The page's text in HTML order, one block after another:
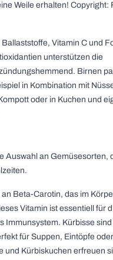
Weile erhalten! Copyright:
Vitamin C und
unterstützen die
Birnen
in Kombination mit
oder in Kuchen und
Auswahl an Gemüsesorten,
Beta-Carotin, das im
Vitamin ist essentiell für
Immunsystem. Kürbisse
für Suppen, Eintöpfe oder
und Kürbiskuchen erfreuen